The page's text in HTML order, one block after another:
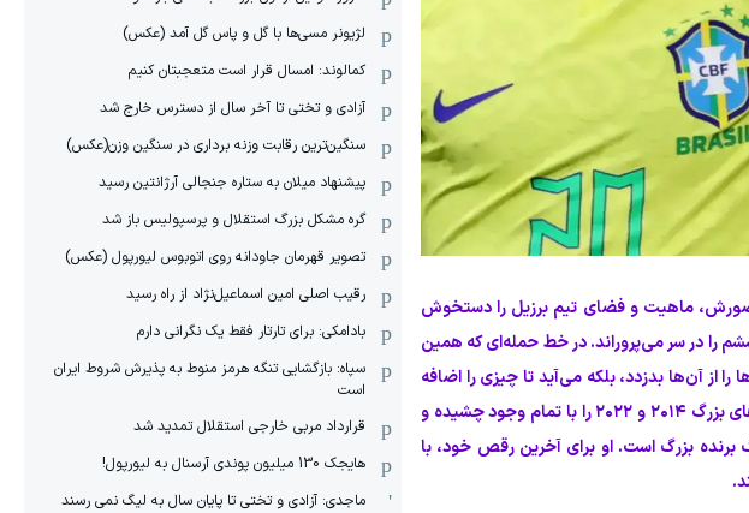
و حضورش، ماهیت و فضای تیم برزیل را دستخوش
را در سر می‌پروراند. در خط حمله‌ای که همین
از آن‌ها بدزدد، بلکه می‌آید تا چیزی را اضافه
کند که هیچ‌کس دیگری قادر به پدید آوردنش نیست. او تنها بازیکن این لیست است که تلخی شکست‌های بزرگ ۲۰۱۴ و ۲۰۲۲ را با تمام وجود چشیده و
برنده بزرگ است. او برای آخرین رقص خود، با
لژیونر مسی‌ها با گل و پاس گل آمد (عکس)
کمالوند: امسال قرار است متعجبتان کنیم
آزادی و تختی تا آخر سال از دسترس خارج شد
سنگین‌ترین رقابت وزنه برداری در سنگین وزن(عکس)
پیشنهاد میلان به ستاره جنجالی آرژانتین رسید
گره مشکل بزرگ استقلال و پرسپولیس باز شد
تصویر قهرمان جاودانه روی اتوبوس لیورپول (عکس)
رقیب اصلی امین اسماعیل‌نژاد از راه رسید
بادامکی: برای تارتار فقط یک نگرانی دارم
سپاه: بازگشایی تنگه هرمز منوط به پذیرش شروط ایران
است
قرارداد مربی خارجی استقلال تمدید شد
هایجک 130 میلیون پوندی آرسنال به لیورپول!
ماجدی: آزادی و تختی تا پایان سال به لیگ نمی رسند